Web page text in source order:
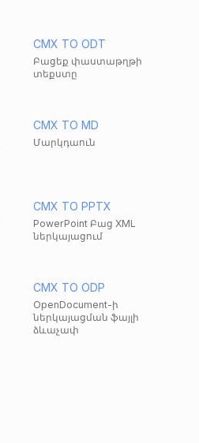
CMX TO ODT
Բացեք փաստաթղթի
տեքստը
CMX TO MD
Մարկդաուն
CMX TO PPTX
PowerPoint Բաց XML
ներկայացում
CMX TO ODP
OpenDocument-ի
ներկայացման ֆայլի
ձևաչափ